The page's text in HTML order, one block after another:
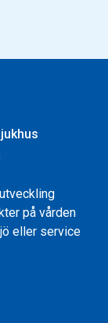
på vården
eller service